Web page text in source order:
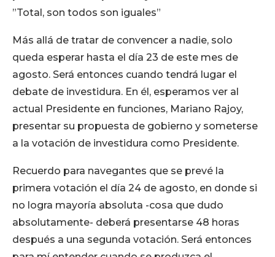
”Total, son todos son iguales”
Más allá de tratar de convencer a nadie, solo
queda esperar hasta el día 23 de este mes de
agosto. Será entonces cuando tendrá lugar el
debate de investidura. En él, esperamos ver al
actual Presidente en funciones, Mariano Rajoy,
presentar su propuesta de gobierno y someterse
a la votación de investidura como Presidente.
Recuerdo para navegantes que se prevé la
primera votación el día 24 de agosto, en donde si
no logra mayoría absoluta -cosa que dudo
absolutamente- deberá presentarse 48 horas
después a una segunda votación. Será entonces